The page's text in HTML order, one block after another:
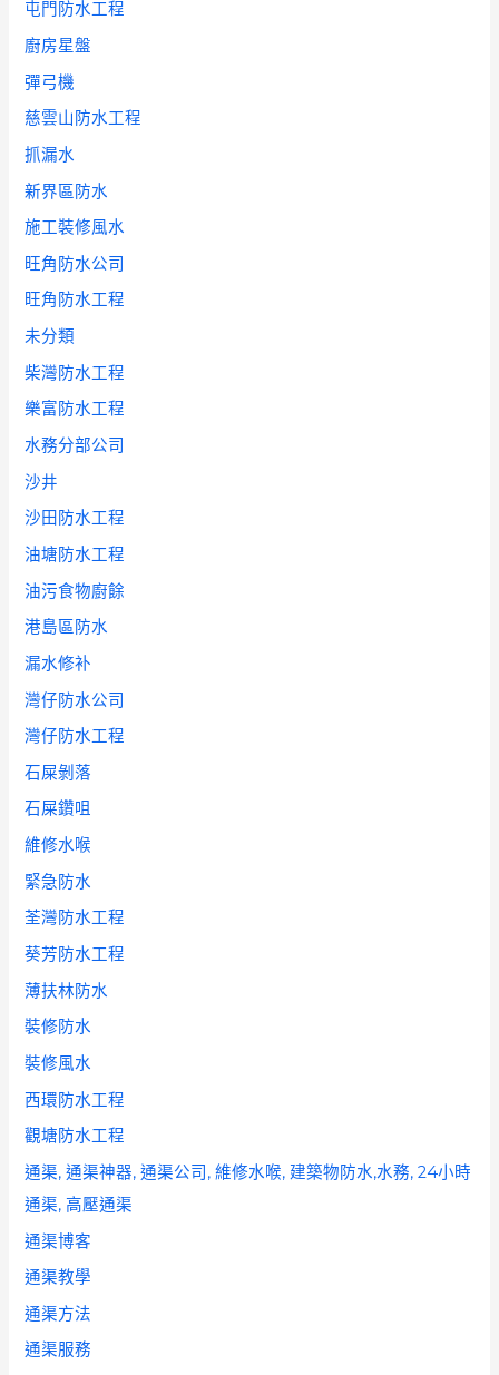
屯門防水工程
廚房星盤
彈弓機
慈雲山防水工程
抓漏水
新界區防水
施工裝修風水
旺角防水公司
旺角防水工程
未分類
柴灣防水工程
樂富防水工程
水務分部公司
沙井
沙田防水工程
油塘防水工程
油污食物廚餘
港島區防水
漏水修补
灣仔防水公司
灣仔防水工程
石屎剝落
石屎鑽咀
維修水喉
緊急防水
荃灣防水工程
葵芳防水工程
薄扶林防水
裝修防水
裝修風水
西環防水工程
觀塘防水工程
通渠, 通渠神器, 通渠公司, 維修水喉, 建築物防水,水務, 24小時
通渠, 高壓通渠
通渠博客
通渠教學
通渠方法
通渠服務